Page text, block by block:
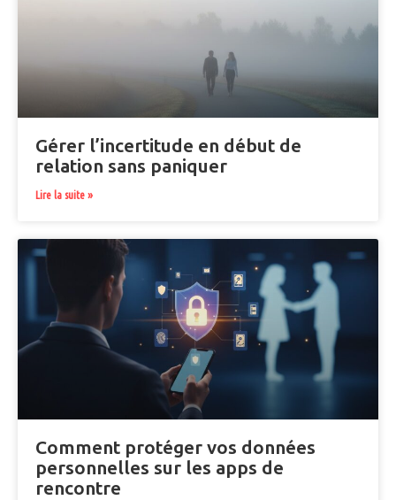
Gérer l’incertitude en début de
relation sans paniquer
Lire la suite »
Comment protéger vos données
personnelles sur les apps de
rencontre